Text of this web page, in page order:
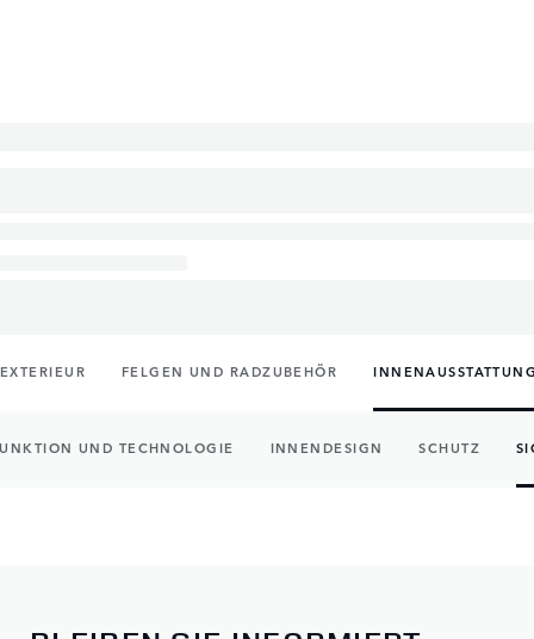
EXTERIEUR FELGEN UND RADZUBEHÖR
UND TECHNOLOGIE INNENDESIGN SCHUTZ